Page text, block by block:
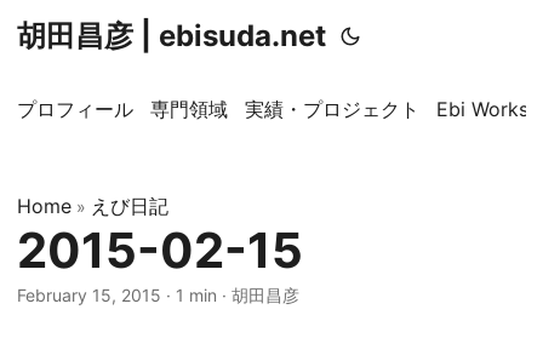
胡田昌彦 | ebisuda.net
プロフィール 専門領域 実績・プロジェクト Ebi
Home » えび日記
2015-02-15
February 15, 2015 · 1 min · 胡田昌彦